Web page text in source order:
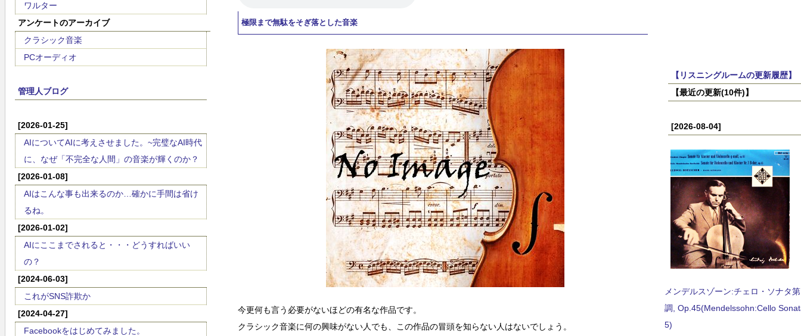
ワルター
アンケートのアーカイブ
クラシック音楽
PCオーディオ
管理人ブログ
[2026-01-25]
AIについてAIに考えさせました。~完璧なAI時代
に、なぜ「不完全な人間」の音楽が輝くのか？
[2026-01-08]
AIはこんな事も出来るのか…確かに手間は省け
るね。
[2026-01-02]
AIにここまでされると・・・どうすればいい
の？
[2024-06-03]
これがSNS詐欺か
[2024-04-27]
Facebookをはじめてみました。
極限まで無駄をそぎ落とした音楽
今更何も言う必要がないほどの有名な作品です。
クラシック音楽に何の興味がない人でも、この作品の冒頭を知らない人はないでしょう。
【リスニングルームの更新履歴】
【最近の更新(10件)】
[2026-08-04]
メンデルスゾーン:チェロ・ソナタ
調, Op.45(Mendelssohn:Cello
5)